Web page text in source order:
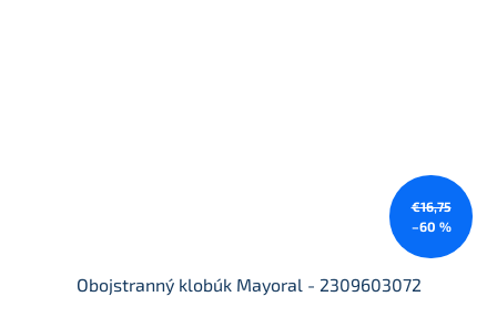
€16,75
–60 %
Obojstranný klobúk Mayoral - 2309603072